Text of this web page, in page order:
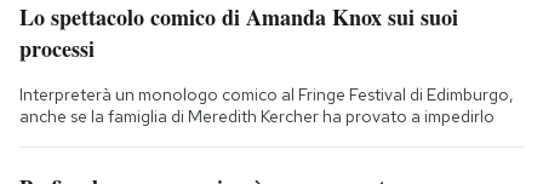
Lo spettacolo comico di Amanda Knox sui suoi
processi
Interpreterà un monologo comico al Fringe Festival di Edimburgo,
anche se la famiglia di Meredith Kercher ha provato a impedirlo